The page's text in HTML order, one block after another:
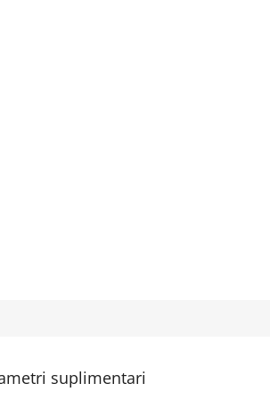
suplimentari